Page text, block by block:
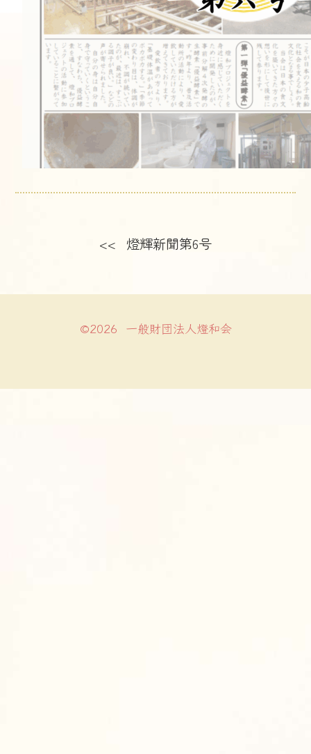
<< 燈輝新聞第6号
©2026 一般財団法人燈和会